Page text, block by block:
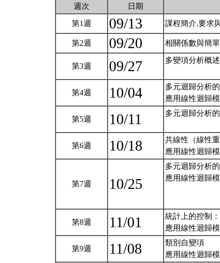
週次 日期
第1週 09/13 課程簡介,要求
第2週 09/20 相關係數與簡
第3週 09/27 多變項分析概述
第4週 10/04
多元迴歸分析
應用線性迴歸
第5週 10/11 多元迴歸分析
第6週 10/18
共線性（線性
應用線性迴歸
第7週 10/25
多元迴歸分析
應用線性迴歸
第8週 11/01
統計上的控制
應用線性迴歸
第9週 11/08
類別自變項
應用線性迴歸